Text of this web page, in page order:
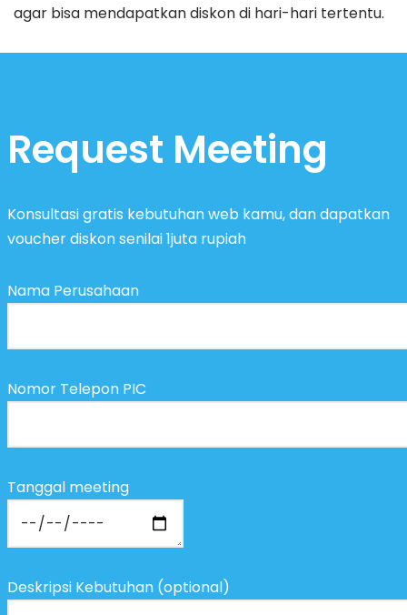
agar bisa mendapatkan diskon di hari-hari tertentu.
Request Meeting
Konsultasi gratis kebutuhan web kamu, dan dapatkan
voucher diskon senilai 1juta rupiah
Nama Perusahaan
Nomor Telepon PIC
Tanggal meeting
Deskripsi Kebutuhan (optional)